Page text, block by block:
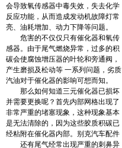
会导致氧传感器中毒失效，失去化学
反应功能，从而造成发动机故障灯常
亮、油耗增加、动力下降等问题。
危害的不仅仅只有催化器和氧传
感器。由于尾气燃烧异常，过多的积
碳会使腐蚀增压器的叶轮和旁通阀，
产生磨损及松动等 一系列问题，劣质
汽油对于催化器的影响可想而知。
那么如何知道三元催化器已损坏
并需要更换呢？首先内部网格出现了
非常严重的堵塞现象，这种现象基本
是无法清除的，因为这些胶质积碳已
经粘附在催化器内部。别克汽车配件
还有尾气经常出现严重的刺鼻异